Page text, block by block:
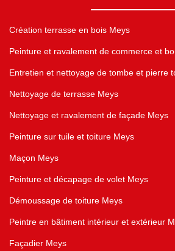
Création terrasse en bois Meys
Peinture et ravalement de commerce et
Entretien et nettoyage de tombe et pierre
Nettoyage de terrasse Meys
Nettoyage et ravalement de façade Meys
Peinture sur tuile et toiture Meys
Maçon Meys
Peinture et décapage de volet Meys
Démoussage de toiture Meys
Peintre en bâtiment intérieur et extérieur
Façadier Meys